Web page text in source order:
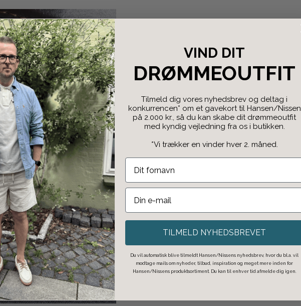
VIND DIT
DRØMMEOUTFIT
Tilmeld dig vores nyhedsbrev og deltag i
konkurrencen* om et gavekort til Hansen/Nissen
på 2.000 kr., så du kan skabe dit drømmeoutfit
med kyndig vejledning fra os i butikken.
*Vi trækker en vinder hver 2. måned.
TILMELD NYHEDSBREVET
Du vil automatisk blive tilmeldt Hansen/Nissens nyhedsbrev, hvor du bl.a. vil
modtage mails om nyheder, tilbud, inspiration og meget mere inden for
Hansen/Nissens produktsortiment. Du kan til enhver tid afmelde dig igen.